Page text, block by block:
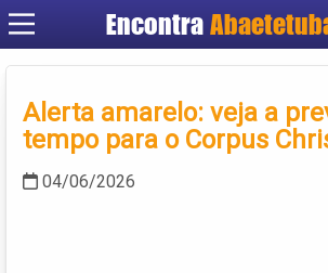
Encontra
Cadastrar
Criar conta
Alerta amarelo: veja a
tempo para o Corpus
04/06/2026